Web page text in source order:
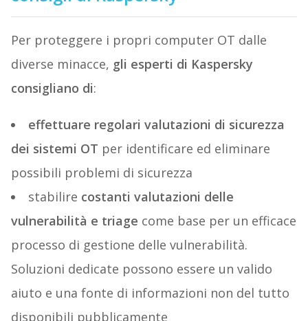
Per proteggere i propri computer OT dalle
diverse minacce, gli esperti di Kaspersky
consigliano di:
effettuare regolari valutazioni di sicurezza
dei sistemi OT per identificare ed eliminare
possibili problemi di sicurezza
stabilire costanti valutazioni delle
vulnerabilità e triage come base per un efficace
processo di gestione delle vulnerabilità.
Soluzioni dedicate possono essere un valido
aiuto e una fonte di informazioni non del tutto
disponibili pubblicamente